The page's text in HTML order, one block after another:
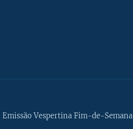
Emissão Vespertina Fim-de-Semana